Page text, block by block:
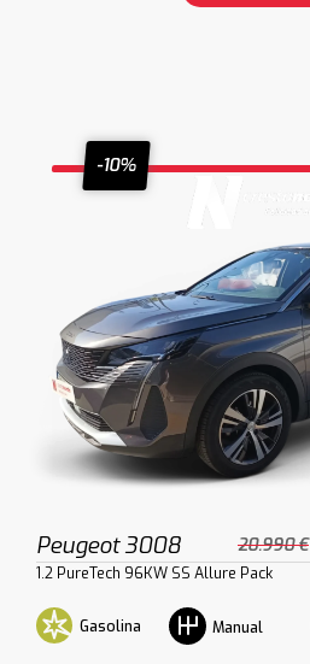
-10%
Peugeot 3008 20.990 €
1.2 PureTech 96KW SS Allure Pack
Gasolina Manual